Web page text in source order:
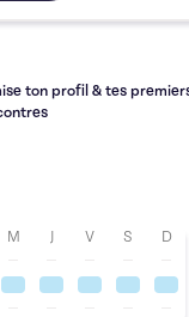
ton profil & tes
M J V S D